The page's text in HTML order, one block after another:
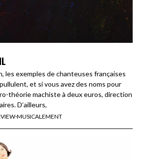
les exemples de chanteuses françaises
et si vous avez des noms pour
théorie machiste à deux euros, direction
D’ailleurs,
·MUSICALEMENT